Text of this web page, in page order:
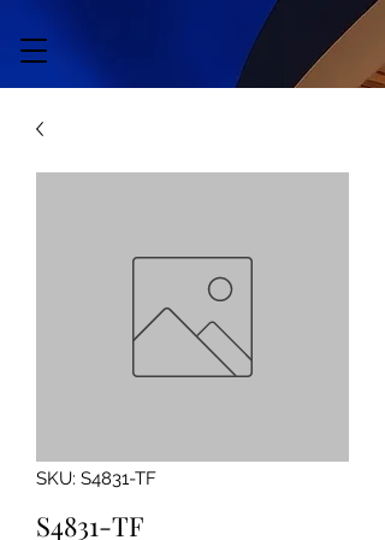
SKU: S4831-TF
S4831-TF